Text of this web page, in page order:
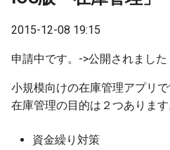
t
o
s
a
2020
2016
2015
2015-12-08 19:15
申請中です。->公開されました
小規模向けの在庫管理アプリで
在庫管理の目的は２つあります
資金繰り対策